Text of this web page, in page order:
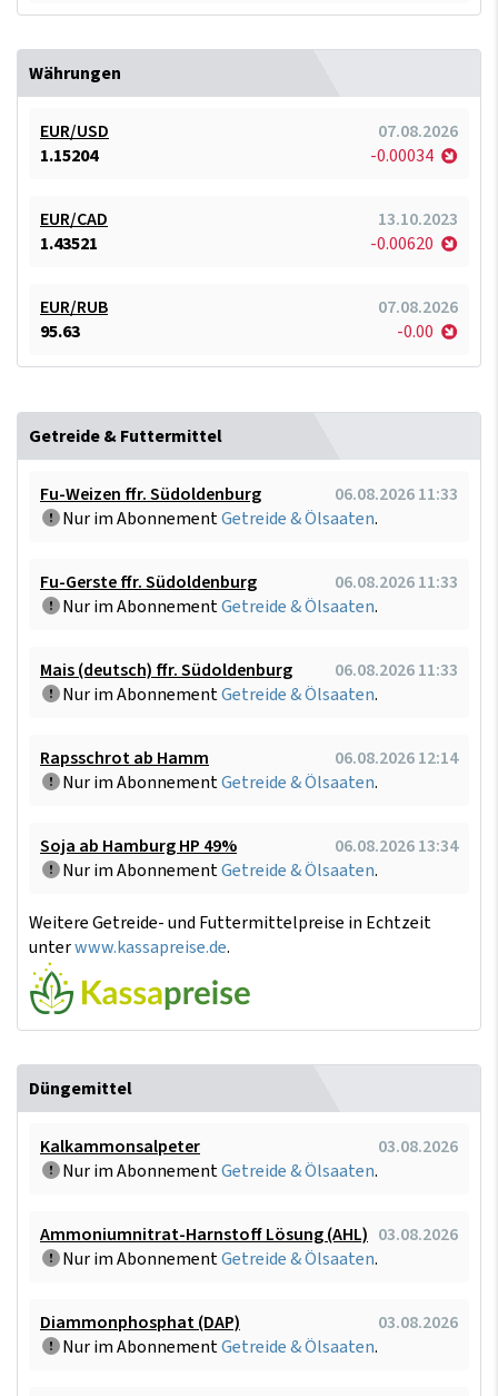
Währungen
EUR/USD
07.08.2026
1.15204
-0.00034
EUR/CAD
13.10.2023
1.43521
-0.00620
EUR/RUB
07.08.2026
95.63
-0.00
Getreide & Futtermittel
Fu-Weizen ffr. Südoldenburg
06.08.2026 11:33
Nur im AbonnementGetreide & Ölsaaten.
Fu-Gerste ffr. Südoldenburg
06.08.2026 11:33
Nur im AbonnementGetreide & Ölsaaten.
Mais (deutsch) ffr. Südoldenburg
06.08.2026 11:33
Nur im AbonnementGetreide & Ölsaaten.
Rapsschrot ab Hamm
06.08.2026 12:14
Nur im AbonnementGetreide & Ölsaaten.
Soja ab Hamburg HP 49%
06.08.2026 13:34
Nur im AbonnementGetreide & Ölsaaten.
Weitere Getreide- und Futtermittelpreise in Echtzeit
unterwww.kassapreise.de.
Düngemittel
Kalkammonsalpeter
03.08.2026
Nur im AbonnementGetreide & Ölsaaten.
Ammoniumnitrat-Harnstoff Lösung (AHL) 03.08.2026
Nur im AbonnementGetreide & Ölsaaten.
Diammonphosphat (DAP)
03.08.2026
Nur im AbonnementGetreide & Ölsaaten.